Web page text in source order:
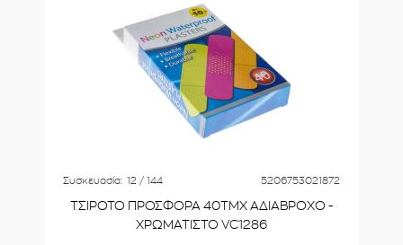
Συσκευασία: 12 / 144 5206753021872
ΤΣΙΡΟΤΟ ΠΡΟΣΦΟΡΑ 40ΤΜΧ ΑΔΙΑΒΡΟΧΟ -
ΧΡΩΜΑΤΙΣΤΟ VC1286